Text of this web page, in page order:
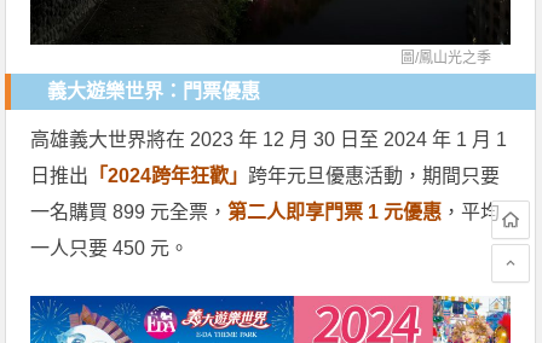
圖/鳳山光之季
義大遊樂世界：門票優惠
高雄義大世界將在 2023 年 12 月 30 日至 2024 年 1 月 1
日推出 「2024跨年狂歡」 跨年元旦優惠活動，期間只要
一名購買 899 元全票，第二人即享門票 1 元優惠 ，平均
一人只要 450 元。